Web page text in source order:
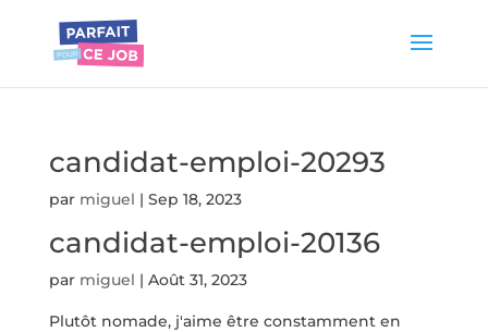
candidat-emploi-20293
par miguel | Sep 18, 2023
candidat-emploi-20136
par miguel | Août 31, 2023
Plutôt nomade, j'aime être constamment en